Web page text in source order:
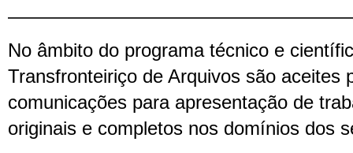
No âmbito do programa técnico e
Transfronteiriço de Arquivos são aceites
comunicações para apresentação de
originais e completos nos domínios dos